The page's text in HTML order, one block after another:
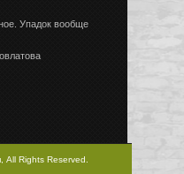
Упадок вообще
Rights Reserved.